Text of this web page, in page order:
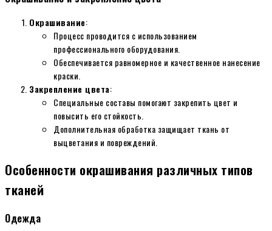
Окрашивание:
Процесс проводится с использованием
профессионального оборудования.
Обеспечивается равномерное и качественное нанесение
краски.
Закрепление цвета:
Специальные составы помогают закрепить цвет и
повысить его стойкость.
Дополнительная обработка защищает ткань от
выцветания и повреждений.
Особенности окрашивания различных типов
тканей
Одежда